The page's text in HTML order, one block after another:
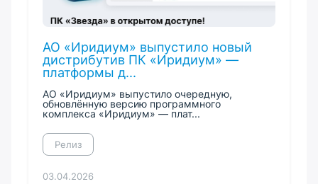
АО «Иридиум» выпустило новый
дистрибутив ПК «Иридиум» —
платформы д...
АО «Иридиум» выпустило очередную,
обновлëнную версию программного
комплекса «Иридиум» — плат...
Релиз
03.04.2026